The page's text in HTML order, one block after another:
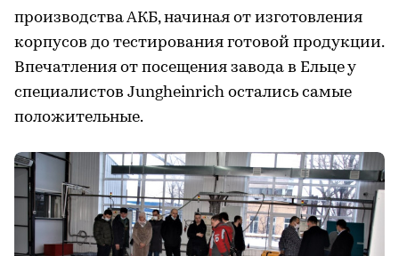
производства АКБ, начиная от изготовления
корпусов до тестирования готовой продукции.
Впечатления от посещения завода в Ельце у
специалистов Jungheinrich остались самые
положительные.